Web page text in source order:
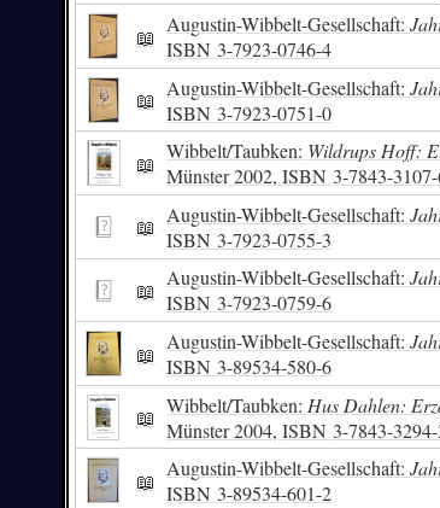
📖 Augustin-Wibbelt-Gesellschaft:
ISBN 3-7923-0746-4
📖 Augustin-Wibbelt-Gesellschaft:
ISBN 3-7923-0751-0
📖 Wibbelt/Taubken: Wildrups Hoff:
Münster 2002,ISBN 3-7843-
📖 Augustin-Wibbelt-Gesellschaft:
ISBN 3-7923-0755-3
📖 Augustin-Wibbelt-Gesellschaft:
ISBN 3-7923-0759-6
📖 Augustin-Wibbelt-Gesellschaft:
ISBN 3-89534-580-6
📖 Wibbelt/Taubken: Hus Dahlen:
Münster 2004,ISBN 3-7843-
📖 Augustin-Wibbelt-Gesellschaft:
ISBN 3-89534-601-2